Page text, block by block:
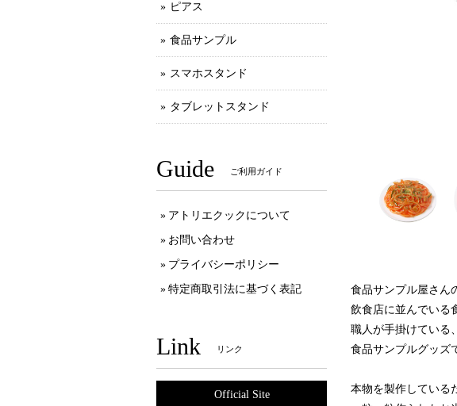
食品サンプル屋さん
飲食店に並んでいる
職人が手掛けている
食品サンプルグッズ
本物を製作している
ピアス
食品サンプル
スマホスタンド
タブレットスタンド
Guide ご利用ガイド
アトリエクックについて
お問い合わせ
プライバシーポリシー
特定商取引法に基づく表記
Link リンク
Official Site